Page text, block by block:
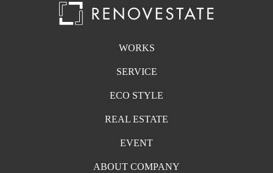
WORKS
SERVICE
ECO STYLE
REAL ESTATE
EVENT
ABOUT COMPANY